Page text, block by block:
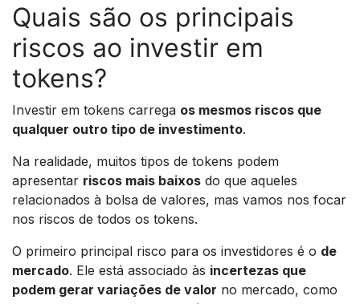
Quais são os principais
riscos ao investir em
tokens?
Investir em tokens carrega os mesmos riscos que
qualquer outro tipo de investimento.
Na realidade, muitos tipos de tokens podem
apresentar riscos mais baixos do que aqueles
relacionados à bolsa de valores, mas vamos nos focar
nos riscos de todos os tokens.
O primeiro principal risco para os investidores é o de
mercado. Ele está associado às incertezas que
podem gerar variações de valor no mercado, como